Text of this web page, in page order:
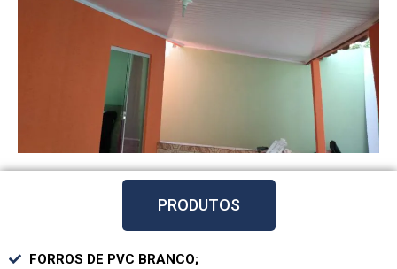
PRODUTOS
FORROS DE PVC BRANCO;